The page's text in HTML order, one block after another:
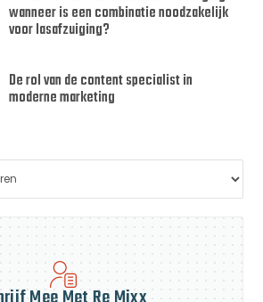
wanneer is een combinatie noodzakelijk
voor lasafzuiging?
De rol van de content specialist in
moderne marketing